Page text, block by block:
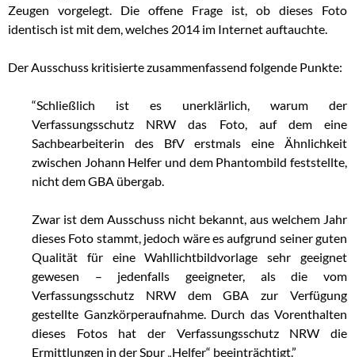
Zeugen vorgelegt. Die offene Frage ist, ob dieses Foto
identisch ist mit dem, welches 2014 im Internet auftauchte.
Der Ausschuss kritisierte zusammenfassend folgende Punkte:
“Schließlich ist es unerklärlich, warum der
Verfassungsschutz NRW das Foto, auf dem eine
Sachbearbeiterin des BfV erstmals eine Ähnlichkeit
zwischen Johann Helfer und dem Phantombild feststellte,
nicht dem GBA übergab.
Zwar ist dem Ausschuss nicht bekannt, aus welchem Jahr
dieses Foto stammt, jedoch wäre es aufgrund seiner guten
Qualität für eine Wahllichtbildvorlage sehr geeignet
gewesen – jedenfalls geeigneter, als die vom
Verfassungsschutz NRW dem GBA zur Verfügung
gestellte Ganzkörperaufnahme. Durch das Vorenthalten
dieses Fotos hat der Verfassungsschutz NRW die
Ermittlungen in der Spur „Helfer“ beeinträchtigt.”